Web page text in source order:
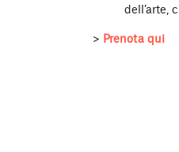
dell’arte,
> Prenota qui